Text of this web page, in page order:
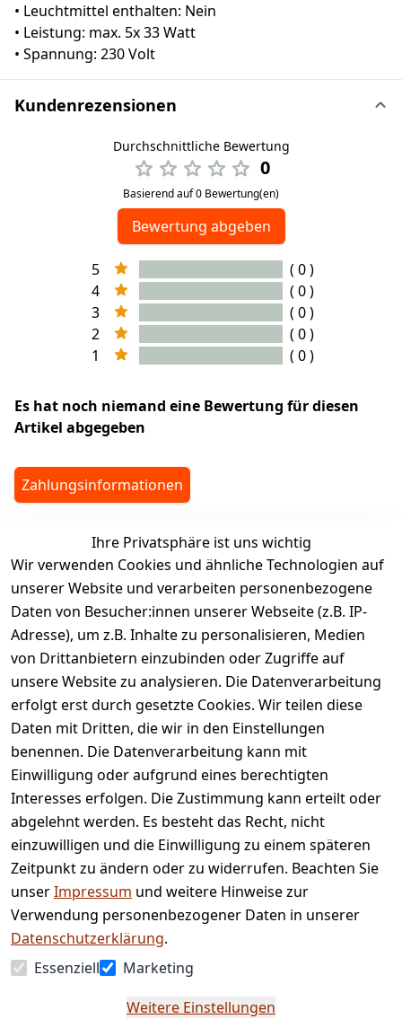
• Leuchtmittel enthalten: Nein
• Leistung: max. 5x 33 Watt
• Spannung: 230 Volt
Kundenrezensionen
Durchschnittliche Bewertung
0
Basierend auf 0 Bewertung(en)
Bewertung abgeben
5
( 0 )
4
( 0 )
3
( 0 )
2
( 0 )
1
( 0 )
Es hat noch niemand eine Bewertung für diesen
Artikel abgegeben
Zahlungsinformationen
legalDetails
Ihre Privatsphäre ist uns wichtig
Wir verwenden Cookies und ähnliche Technologien auf
unserer Website und verarbeiten personenbezogene
Daten von Besucher:innen unserer Webseite (z.B. IP-
Adresse), um z.B. Inhalte zu personalisieren, Medien
von Drittanbietern einzubinden oder Zugriffe auf
unsere Website zu analysieren. Die Datenverarbeitung
erfolgt erst durch gesetzte Cookies. Wir teilen diese
Daten mit Dritten, die wir in den Einstellungen
benennen. Die Datenverarbeitung kann mit
Einwilligung oder aufgrund eines berechtigten
Interesses erfolgen. Die Zustimmung kann erteilt oder
abgelehnt werden. Es besteht das Recht, nicht
einzuwilligen und die Einwilligung zu einem späteren
Zeitpunkt zu ändern oder zu widerrufen. Beachten Sie
unserImpressum und weitere Hinweise zur
Verwendung personenbezogener Daten in unserer
Datenschutzerklärung.
Essenziell
Marketing
Weitere Einstellungen
Rechtliches
AGB
Impressum
Datenschutze
rklärung
Barrierefreihe
itserklärung
Widerrufsrec
ht
Services
Kontakt
Registrieren
Retourenpo
rtal
Vertrag
widerrufen